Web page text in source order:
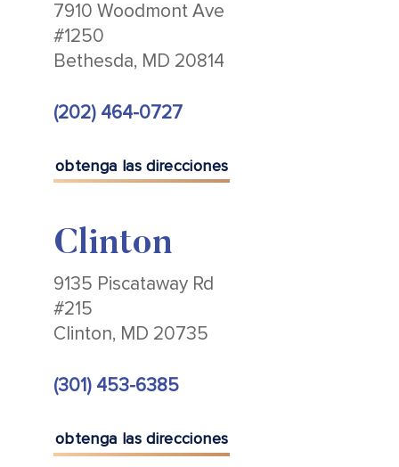
7910 Woodmont Ave
#1250
Bethesda, MD 20814
(202) 464-0727
obtenga las direcciones
Clinton
9135 Piscataway Rd
#215
Clinton, MD 20735
(301) 453-6385
obtenga las direcciones